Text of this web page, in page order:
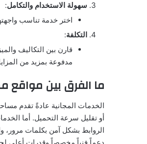
سهولة الاستخدام والتكامل:
اختر خدمة تناسب
التكلفة:
قارن بين التكاليف
مدفوعة بمزيد من
ما الفرق بين مواقع
الخدمات المجانية عادةً تقدم
أو تقليل سرعة التحميل. أما
الروابط بشكل آمن بكلمات مرور،